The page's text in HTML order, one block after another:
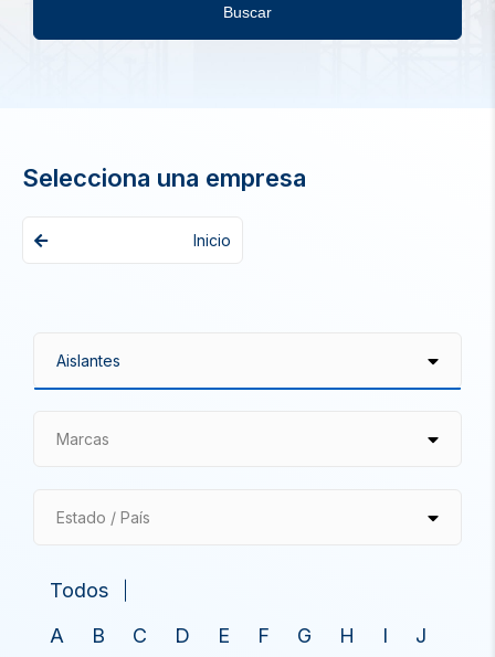
Buscar
Selecciona una empresa
Inicio
Marcas
Estado / País
Todos
A
B C D E F G H I
J